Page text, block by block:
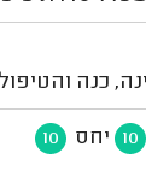
כנה
10 יחס 10